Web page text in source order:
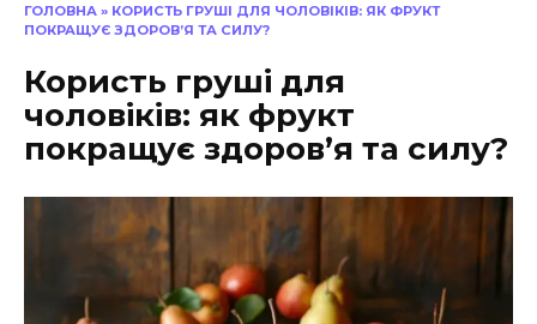
ГОЛОВНА » КОРИСТЬ ГРУШІ ДЛЯ ЧОЛОВІКІВ: ЯК ФРУКТ
ПОКРАЩУЄ ЗДОРОВ’Я ТА СИЛУ?
Користь груші для
чоловіків: як фрукт
покращує здоров’я та силу?